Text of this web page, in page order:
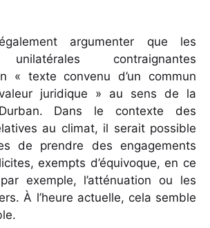
argumenter que les
unilatérales contraignantes
« texte convenu d’un commun
juridique » au sens de la
Dans le contexte des
au climat, il serait possible
de prendre des engagements
exempts d’équivoque, en ce
exemple, l’atténuation ou les
À l’heure actuelle, cela semble